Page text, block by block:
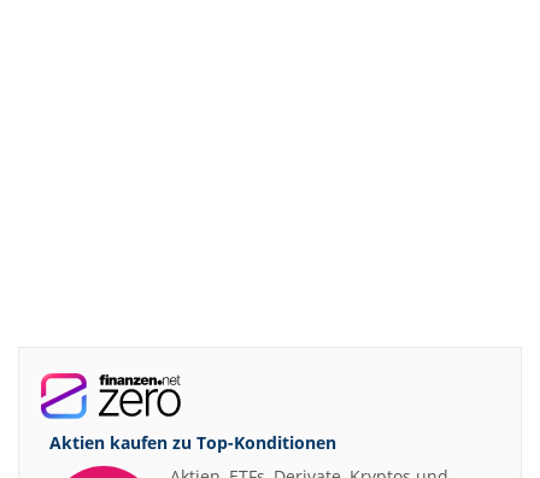
Aktien kaufen zu Top-Konditionen